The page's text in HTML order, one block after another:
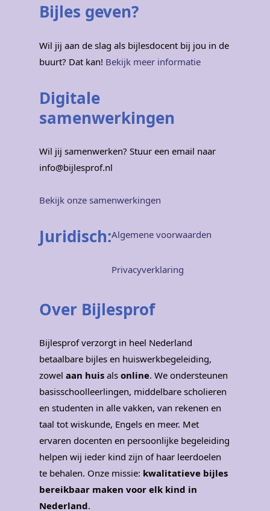
Bijles geven?
Wil jij aan de slag als bijlesdocent bij jou in de
buurt? Dat kan! Bekijk meer informatie
Digitale
samenwerkingen
Wil jij samenwerken? Stuur een email naar
info@bijlesprof.nl
Bekijk onze samenwerkingen
Juridisch:Algemene voorwaarden
Privacyverklaring
Over Bijlesprof
Bijlesprof verzorgt in heel Nederland
betaalbare bijles en huiswerkbegeleiding,
zowel aan huisals online. We ondersteunen
basisschoolleerlingen, middelbare scholieren
en studenten in alle vakken, van rekenen en
taal tot wiskunde, Engels en meer. Met
ervaren docenten en persoonlijke begeleiding
helpen wij ieder kind zijn of haar leerdoelen
te behalen. Onze missie: kwalitatieve bijles
bereikbaar maken voor elk kind in
Nederland.